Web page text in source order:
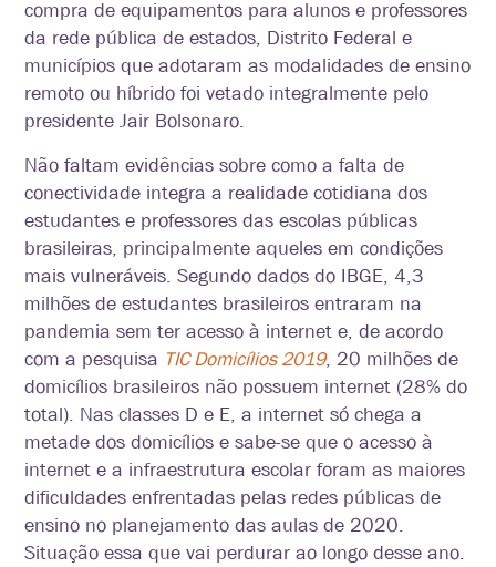
compra de equipamentos para alunos e professores
da rede pública de estados, Distrito Federal e
municípios que adotaram as modalidades de ensino
remoto ou híbrido foi vetado integralmente pelo
presidente Jair Bolsonaro.
Não faltam evidências sobre como a falta de
conectividade integra a realidade cotidiana dos
estudantes e professores das escolas públicas
brasileiras, principalmente aqueles em condições
mais vulneráveis. Segundo dados do IBGE, 4,3
milhões de estudantes brasileiros entraram na
pandemia sem ter acesso à internet e, de acordo
com a pesquisa TIC Domicílios 2019, 20 milhões de
domicílios brasileiros não possuem internet (28% do
total). Nas classes D e E, a internet só chega a
metade dos domicílios e sabe-se que o acesso à
internet e a infraestrutura escolar foram as maiores
dificuldades enfrentadas pelas redes públicas de
ensino no planejamento das aulas de 2020.
Situação essa que vai perdurar ao longo desse ano.